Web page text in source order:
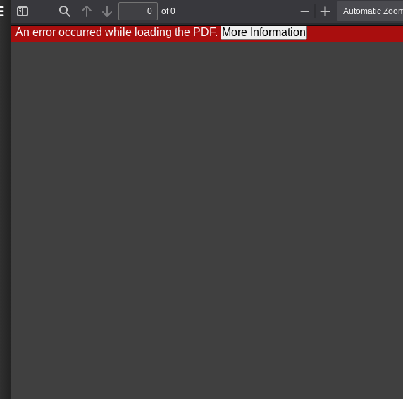
Sidebar
Find Previous
Next
of 0
Out
An error occurred while loading the PDF. More Information